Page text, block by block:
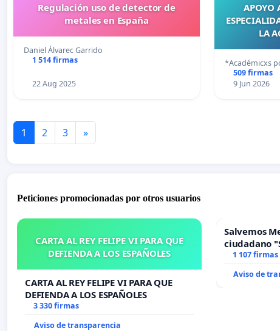
Regulación uso de detector de
metales en España
Daniel Álvarec Garrido
1 514 firmas
22 Aug 2025
APOYO
LA
*Académicxs
509 firmas
9 Jun 2026
1 2 3 »
Peticiones promocionadas por otros usuarios
CARTA AL REY FELIPE VI PARA QUE
DEFIENDA A LOS ESPAÑOLES
CARTA AL REY FELIPE VI PARA QUE
DEFIENDA A LOS ESPAÑOLES
3 330 firmas
Aviso de transparencia
Salvemos
ciudadano
1 107 firmas
Aviso de